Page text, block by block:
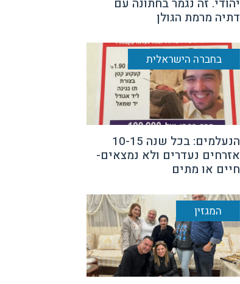
יהודי. זה נגמר בחתונה עם
דתיה מרמת הגולן
בחברה הישראלית
הנעלמים: בכל שנה 10-15
אזרחים נעדרים ולא נמצאים-
חיים או מתים
המגזין